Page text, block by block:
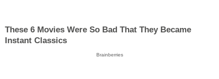
These 6 Movies Were So Bad That They Became
Instant Classics
Brainberries